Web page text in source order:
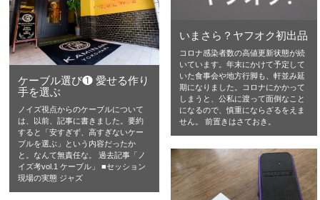
いまさら？ヤフオク初出品
コロナ感染者数の高値更新状態が続
いています。年末にかけて予定して
いた食事会や地方行脚も、軒並み延
期になりました。コロナにかかって
しまうと、公私に渡って面倒なこと
になるので、慎重にならざるをえま
せん。 前置きはさておき。
ケーブル選び❶ 愛せる作り
手を選ぶ
ノイズ視点からのケーブルについて
は、以前、記事に書きました。要約
すると「安すぎず、高すぎないケー
ブルを選ぶ」という内容だったか
と。なんて無責任な。 過去記事「ノ
イズ考vol.1 ケーブル」 ■セッション
現場の実態 ジャズ